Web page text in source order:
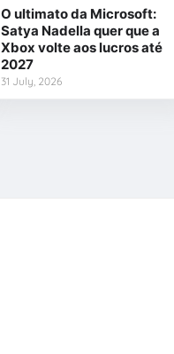
O ultimato da Microsoft:
Satya Nadella quer que a
Xbox volte aos lucros até
2027
31 July, 2026